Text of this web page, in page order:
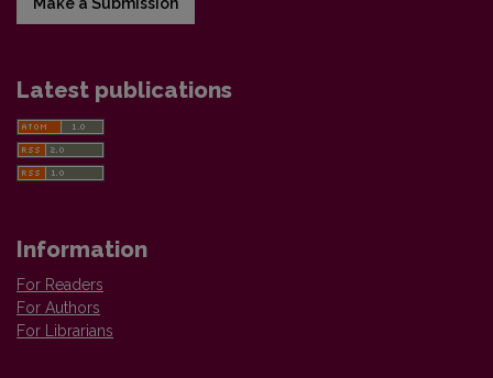
Make a Submission
Latest publications
Information
For Readers
For Authors
For Librarians